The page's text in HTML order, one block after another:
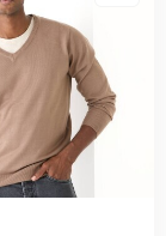
Prosty
u dołu.
„Made in
TEX®.